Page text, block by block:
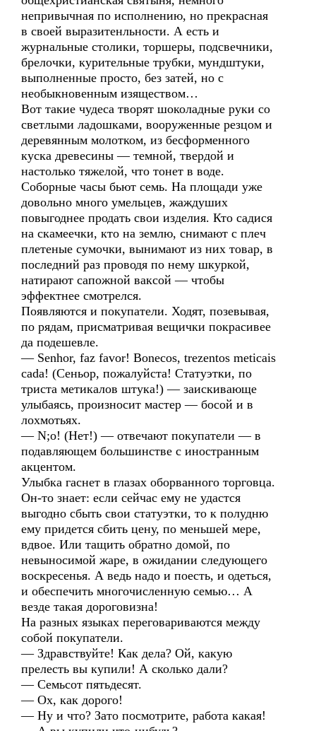
непривычная по исполнению, но прекрасная
в своей выразитенльности. А есть и
журнальные столики, торшеры, подсвечники,
брелочки, курительные трубки, мундштуки,
выполненные просто, без затей, но с
необыкновенным изяществом…
Вот такие чудеса творят шоколадные руки со
светлыми ладошками, вооруженные резцом и
деревянным молотком, из бесформенного
куска древесины — темной, твердой и
настолько тяжелой, что тонет в воде.
Соборные часы бьют семь. На площади уже
довольно много умельцев, жаждуших
повыгоднее продать свои изделия. Кто садися
на скамеечки, кто на землю, снимают с плеч
плетеные сумочки, вынимают из них товар, в
последний раз проводя по нему шкуркой,
натирают сапожной ваксой — чтобы
эффектнее смотрелся.
Появляются и покупатели. Ходят, позевывая,
по рядам, присматривая вещички покрасивее
да подешевле.
— Senhor, faz favor! Bonecos, trezentos meticais
cada! (Сеньор, пожалуйста! Статуэтки, по
триста метикалов штука!) — заискивающе
улыбаясь, произносит мастер — босой и в
лохмотьях.
— N;o! (Нет!) — отвечают покупатели — в
подавляющем большинстве с иностранным
акцентом.
Улыбка гаснет в глазах оборванного торговца.
Он-то знает: если сейчас ему не удастся
выгодно сбыть свои статуэтки, то к полудню
ему придется сбить цену, по меньшей мере,
вдвое. Или тащить обратно домой, по
невыносимой жаре, в ожидании следующего
воскресенья. А ведь надо и поесть, и одеться,
и обеспечить многочисленную семью… А
везде такая дороговизна!
На разных языках переговариваются между
собой покупатели.
— Здравствуйте! Как дела? Ой, какую
прелесть вы купили! А сколько дали?
— Семьсот пятьдесят.
— Ох, как дорого!
— Ну и что? Зато посмотрите, работа какая!